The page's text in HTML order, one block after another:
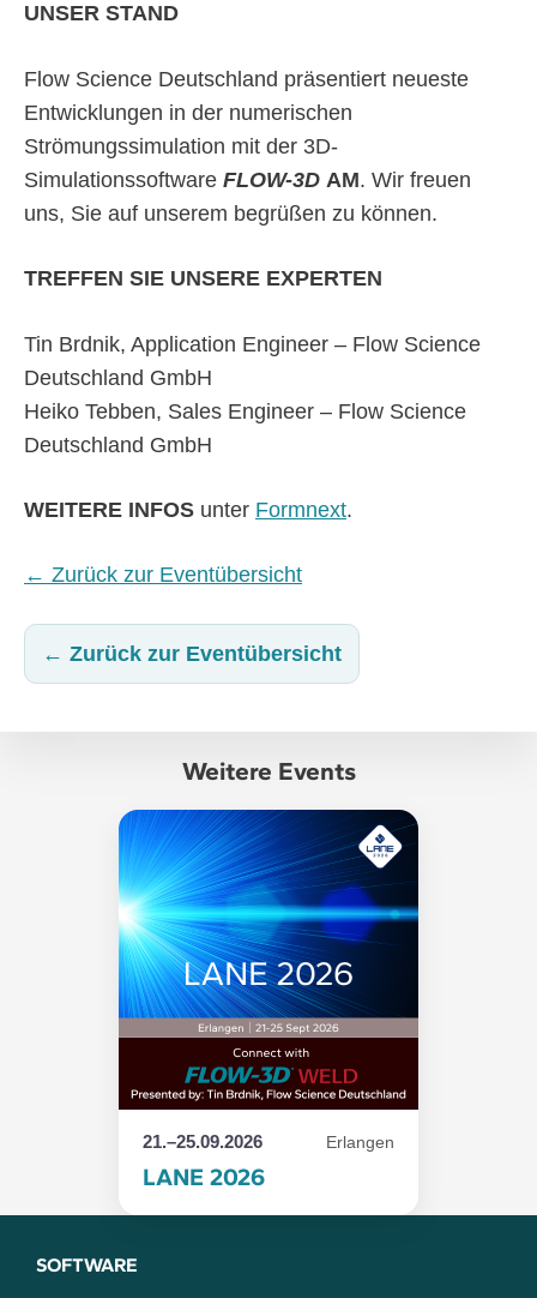
UNSER STAND
Flow Science Deutschland präsentiert neueste
Entwicklungen in der numerischen
Strömungssimulation mit der 3D-
Simulationssoftware FLOW-3D AM. Wir freuen
uns, Sie auf unserem begrüßen zu können.
TREFFEN SIE UNSERE EXPERTEN
Tin Brdnik, Application Engineer – Flow Science
Deutschland GmbH
Heiko Tebben, Sales Engineer – Flow Science
Deutschland GmbH
WEITERE INFOS unter Formnext.
← Zurück zur Eventübersicht
← Zurück zur Eventübersicht
Weitere Events
21.–25.09.2026 Erlangen
LANE 2026
SOFTWARE